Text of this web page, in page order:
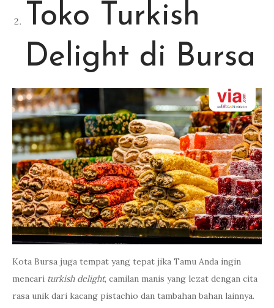
Toko Turkish
Delight di Bursa
Kota Bursa juga tempat yang tepat jika Tamu Anda ingin
mencari turkish delight, camilan manis yang lezat dengan cita
rasa unik dari kacang pistachio dan tambahan bahan lainnya.